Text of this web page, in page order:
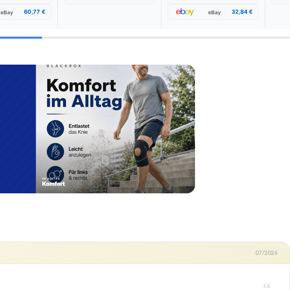
eBay 60,77 € eBay 32,84 €
07/2026
ca.